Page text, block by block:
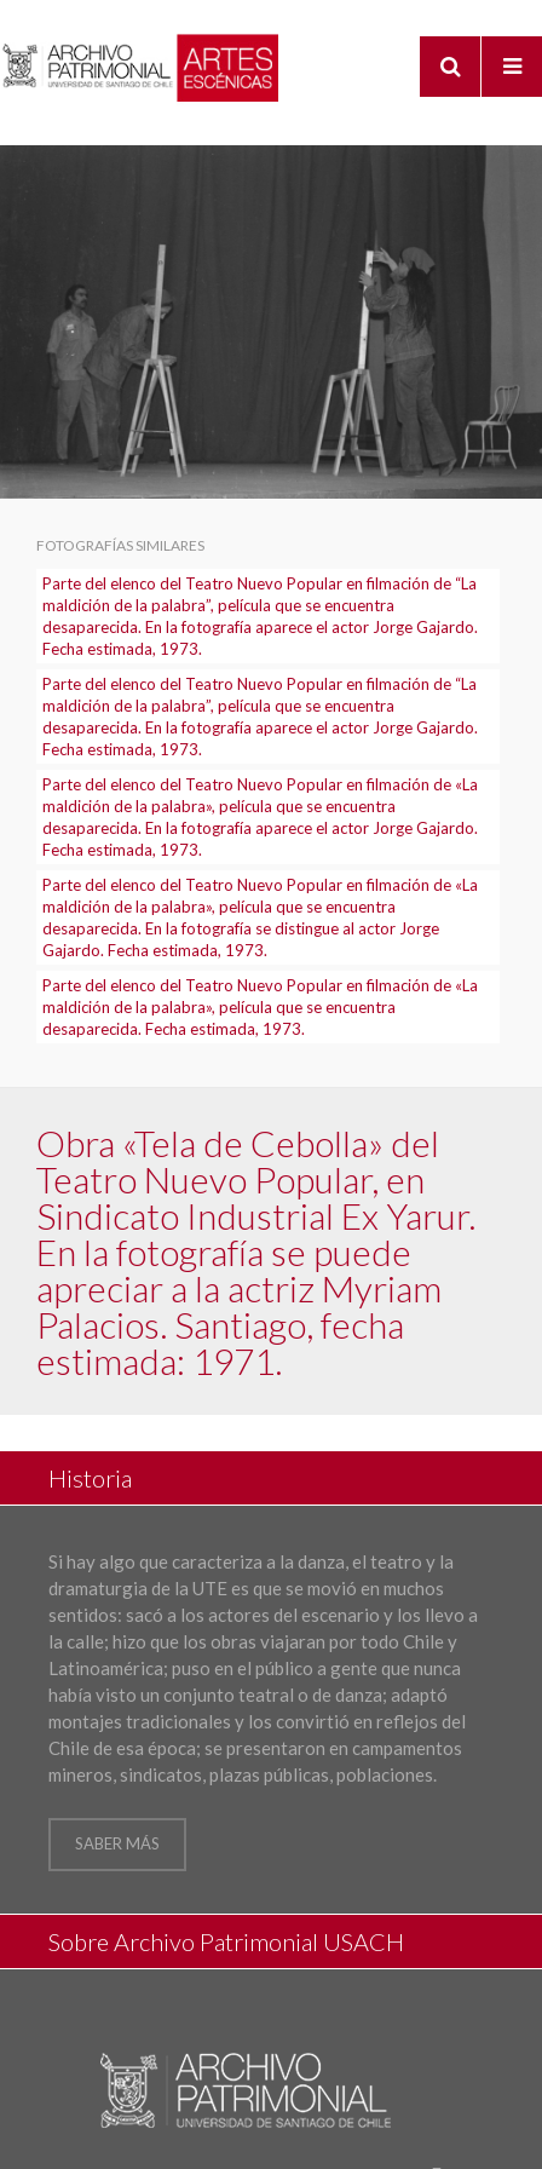
FOTOGRAFÍAS SIMILARES
Parte del elenco del Teatro Nuevo Popular en filmación de “La
maldición de la palabra”, película que se encuentra
desaparecida. En la fotografía aparece el actor Jorge Gajardo.
Fecha estimada, 1973.
Parte del elenco del Teatro Nuevo Popular en filmación de “La
maldición de la palabra”, película que se encuentra
desaparecida. En la fotografía aparece el actor Jorge Gajardo.
Fecha estimada, 1973.
Parte del elenco del Teatro Nuevo Popular en filmación de «La
maldición de la palabra», película que se encuentra
desaparecida. En la fotografía aparece el actor Jorge Gajardo.
Fecha estimada, 1973.
Parte del elenco del Teatro Nuevo Popular en filmación de «La
maldición de la palabra», película que se encuentra
desaparecida. En la fotografía se distingue al actor Jorge
Gajardo. Fecha estimada, 1973.
Parte del elenco del Teatro Nuevo Popular en filmación de «La
maldición de la palabra», película que se encuentra
desaparecida. Fecha estimada, 1973.
Obra «Tela de Cebolla» del
Teatro Nuevo Popular, en
Sindicato Industrial Ex Yarur.
En la fotografía se puede
apreciar a la actriz Myriam
Palacios. Santiago, fecha
estimada: 1971.
Historia
Si hay algo que caracteriza a la danza, el teatro y la
dramaturgia de la UTE es que se movió en muchos
sentidos: sacó a los actores del escenario y los llevo a
la calle; hizo que los obras viajaran por todo Chile y
Latinoamérica; puso en el público a gente que nunca
había visto un conjunto teatral o de danza; adaptó
montajes tradicionales y los convirtió en reflejos del
Chile de esa época; se presentaron en campamentos
mineros, sindicatos, plazas públicas, poblaciones.
SABER MÁS
Sobre Archivo Patrimonial USACH